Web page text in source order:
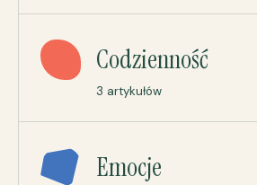
Codzienność
3 artykułów
Emocje